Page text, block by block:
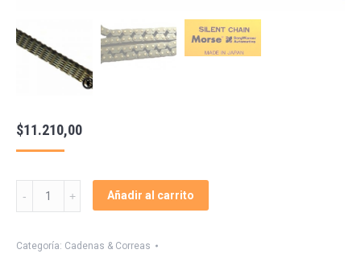
$11.210,00
750
Añadir al carrito
Categoría: Cadenas & Correas